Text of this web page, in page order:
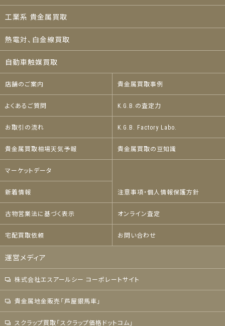
工業系 貴金属買取
熱電対、白金線買取
自動車触媒買取
店舗のご案内 貴金属買取事例
よくあるご質問 K.G.B.の査定力
お取引の流れ K.G.B. Factory Labo.
貴金属買取相場天気予報 貴金属買取の豆知識
マーケットデータ
新着情報 注意事項・個人情報保護方針
古物営業法に基づく表示 オンライン査定
宅配買取依頼 お問い合わせ
運営メディア
株式会社エスアールシー コーポレートサイト
貴金属地金販売「芦屋銀馬車」
スクラップ買取「スクラップ価格ドットコム」